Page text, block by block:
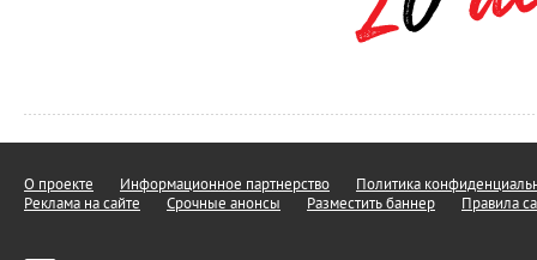
О проекте Информационное партнерство
Политика
Реклама на сайте
Срочные анонсы Разместить баннер Правила